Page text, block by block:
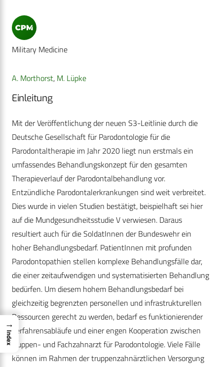
Military Medicine
A. Morthorst, M. Lüpke
Einleitung
Mit der Veröffentlichung der neuen S3-Leitlinie durch die
Deutsche Gesellschaft für Parodontologie für die
Parodontaltherapie im Jahr 2020 liegt nun erstmals ein
umfassendes Behandlungskonzept für den gesamten
Therapieverlauf der Parodontalbehandlung vor.
Entzündliche Parodontalerkrankungen sind weit verbreitet.
Dies wurde in vielen Studien bestätigt, beispielhaft sei hier
auf die Mundgesundheitsstudie V verwiesen. Daraus
resultiert auch für die SoldatInnen der Bundeswehr ein
hoher Behandlungsbedarf. PatientInnen mit profunden
Parodontopathien stellen komplexe Behandlungsfälle dar,
die einer zeitaufwendigen und systematisierten Behandlung
bedürfen. Um diesem hohem Behandlungsbedarf bei
gleichzeitig begrenzten personellen und infrastrukturellen
Ressourcen gerecht zu werden, bedarf es funktionierender
Verfahrensabläufe und einer engen Kooperation zwischen
Truppen- und Fachzahnarzt für Parodontologie. Viele Fälle
können im Rahmen der truppenzahnärztlichen Versorgung
→
Index